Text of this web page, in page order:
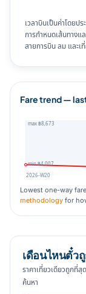
เวลาบินเป็นค่าโดย
การกำหนดเส้นทาง
สายการบิน ลม และเ
Fare trend —
max ฿8,673
min ฿4,007
2026-W20
Lowest one-way
methodology for
เดือนไหนตั๋ว
ราคาเที่ยวเดียวถูกที่
ค้นหา